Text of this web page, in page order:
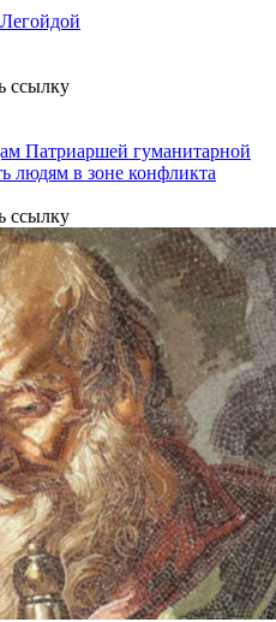
Патриаршей гуманитарной
людям в зоне конфликта